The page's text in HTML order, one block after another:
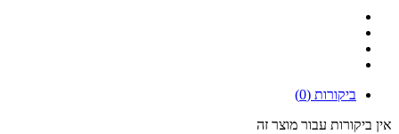
ביקורות (0)
אין ביקורות עבור מוצר זה